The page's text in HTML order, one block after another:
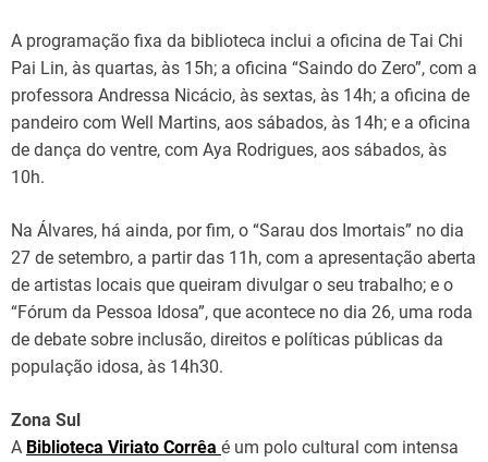
A programação fixa da biblioteca inclui a oficina de Tai Chi
Pai Lin, às quartas, às 15h; a oficina “Saindo do Zero”, com a
professora Andressa Nicácio, às sextas, às 14h; a oficina de
pandeiro com Well Martins, aos sábados, às 14h; e a oficina
de dança do ventre, com Aya Rodrigues, aos sábados, às
10h.
Na Álvares, há ainda, por fim, o “Sarau dos Imortais” no dia
27 de setembro, a partir das 11h, com a apresentação aberta
de artistas locais que queiram divulgar o seu trabalho; e o
“Fórum da Pessoa Idosa”, que acontece no dia 26, uma roda
de debate sobre inclusão, direitos e políticas públicas da
população idosa, às 14h30.
Zona Sul
A Biblioteca Viriato Corrêa é um polo cultural com intensa